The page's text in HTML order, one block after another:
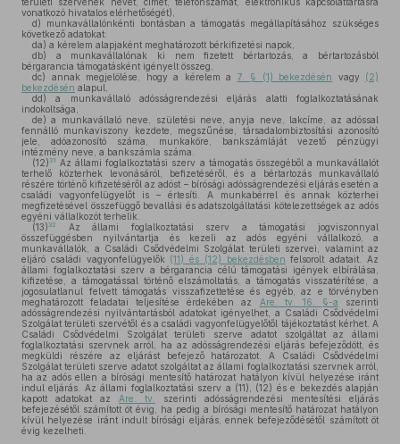
vonatkozó hivatalos elérhetőségét),
d) munkavállalónkénti bontásban a támogatás megállapításához szükséges
következő adatokat:
da) a kérelem alapjaként meghatározott bérkifizetési napok,
db) a munkavállalónak ki nem fizetett bértartozás, a bértartozásból
bérgarancia támogatásként igényelt összeg,
dc) annak megjelölése, hogy a kérelem a 7. § (1) bekezdésén vagy (2)
bekezdésén alapul,
dd) a munkavállaló adósságrendezési eljárás alatti foglalkoztatásának
indokoltsága,
de) a munkavállaló neve, születési neve, anyja neve, lakcíme, az adóssal
fennálló munkaviszony kezdete, megszűnése, társadalombiztosítási azonosító
jele, adóazonosító száma, munkaköre, bankszámláját vezető pénzügyi
intézmény neve, a bankszámla száma.
(12) 31 Az állami foglalkoztatási szerv a támogatás összegéből a munkavállalót
terhelő közterhek levonásáról, befizetéséről, és a bértartozás munkavállaló
részére történő kifizetéséről az adóst – bírósági adósságrendezési eljárás esetén a
családi vagyonfelügyelőt is – értesíti. A munkabérrel és annak közterhei
megfizetésével összefüggő bevallási és adatszolgáltatási kötelezettségek az adós
egyéni vállalkozót terhelik.
(13) 32
Az állami foglalkoztatási szerv a támogatási jogviszonnyal
összefüggésben nyilvántartja és kezeli az adós egyéni vállalkozó, a
munkavállalók, a Családi Csődvédelmi Szolgálat területi szervei, valamint az
eljáró családi vagyonfelügyelők (11) és (12) bekezdésben felsorolt adatait. Az
állami foglalkoztatási szerv a bérgarancia célú támogatási igények elbírálása,
kifizetése, a támogatással történő elszámoltatás, a támogatás visszatérítése, a
jogosulatlanul felvett támogatás visszafizettetése és egyéb, az e törvényben
meghatározott feladatai teljesítése érdekében az
Are. tv. 16. §-a szerinti
adósságrendezési nyilvántartásból adatokat igényelhet, a Családi Csődvédelmi
Szolgálat területi szervétől és a családi vagyonfelügyelőtől tájékoztatást kérhet. A
Családi Csődvédelmi Szolgálat területi szerve adatot szolgáltat az állami
foglalkoztatási szervnek arról, ha az adósságrendezési eljárás befejeződött, és
megküldi részére az eljárást befejező határozatot. A Családi Csődvédelmi
Szolgálat területi szerve adatot szolgáltat az állami foglalkoztatási szervnek arról,
ha az adós ellen a bírósági mentesítő határozat hatályon kívül helyezése iránt
indul eljárás. Az állami foglalkoztatási szerv a (11), (12) és e bekezdés alapján
kapott adatokat az Are. tv.
szerinti adósságrendezési mentesítési eljárás
befejezésétől számított öt évig, ha pedig a bírósági mentesítő határozat hatályon
kívül helyezése iránt indult bírósági eljárás, ennek befejeződésétől számított öt
évig kezelheti.